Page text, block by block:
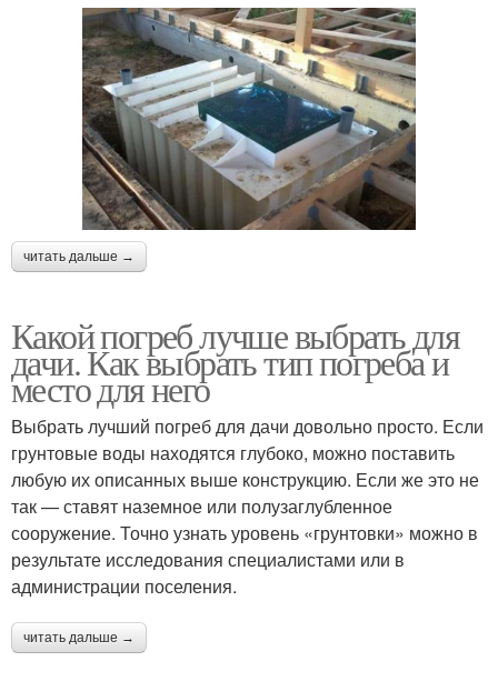
читать дальше →
Какой погреб лучше выбрать для
дачи. Как выбрать тип погреба и
место для него
Выбрать лучший погреб для дачи довольно просто. Если
грунтовые воды находятся глубоко, можно поставить
любую их описанных выше конструкцию. Если же это не
так — ставят наземное или полузаглубленное
сооружение. Точно узнать уровень «грунтовки» можно в
результате исследования специалистами или в
администрации поселения.
читать дальше →